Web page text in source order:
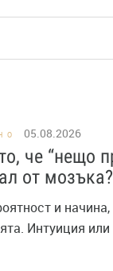
05.08.2026
че “нещо
от мозъка?
и
Интуиция